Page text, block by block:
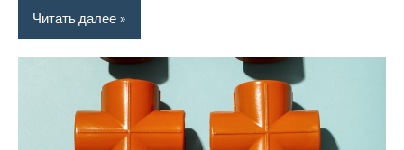
Читать далее